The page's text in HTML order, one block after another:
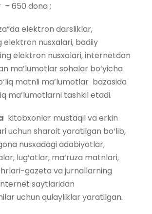
650 dona ;
elektron darsliklar,
elektron nusxalari, badiiy
elektron nusxalari, internetdan
ma’lumotlar sohalar bo‘yicha
matnli ma’lumotlar bazasida
ma’lumotlarni tashkil etadi.
kitobxonlar mustaqil va erkin
uchun sharoit yaratilgan bo‘lib,
nusxadagi adabiyotlar,
lug‘atlar, ma’ruza matnlari,
gazeta va jurnallarning
saytlaridan
uchun qulayliklar yaratilgan.